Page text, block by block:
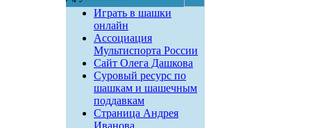
Играть в шашки
онлайн
Ассоциация
Мультиспорта России
Сайт Олега Дашкова
Суровый ресурс по
шашкам и шашечным
поддавкам
Страница Андрея
Иванова